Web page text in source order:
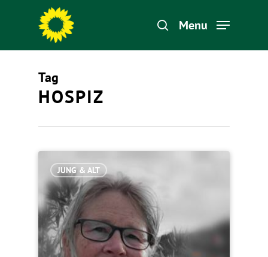
Hit enter to search or ESC to close
Menu
Tag
HOSPIZ
JUNG & ALT